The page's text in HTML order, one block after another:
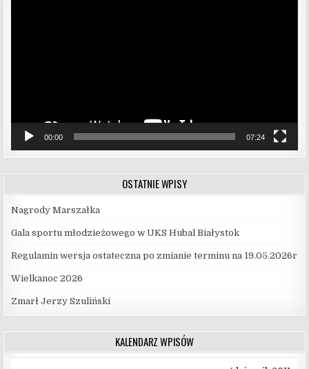
00:00 07:24
OSTATNIE WPISY
Nagrody Marszałka
Gala sportu młodzieżowego w UKS Hubal Białystok
Regulamin wersja ostateczna po zmianie terminu na 19.05.2026r
Wielkanoc 2026
Zmarł Jerzy Szuliński
KALENDARZ WPISÓW